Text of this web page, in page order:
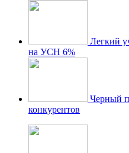
Легкий
на УСН 6%
Черный
конкурентов